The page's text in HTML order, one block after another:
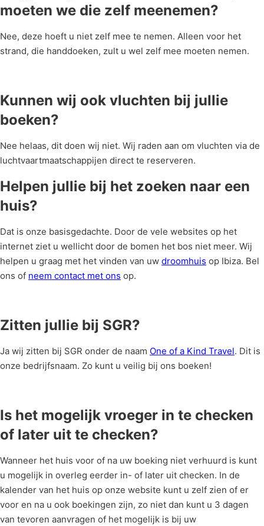
moeten we die zelf meenemen?
Nee, deze hoeft u niet zelf mee te nemen. Alleen voor het
strand, die handdoeken, zult u wel zelf mee moeten nemen.
Kunnen wij ook vluchten bij jullie
boeken?
Nee helaas, dit doen wij niet. Wij raden aan om vluchten via de
luchtvaartmaatschappijen direct te reserveren.
Helpen jullie bij het zoeken naar een
huis?
Dat is onze basisgedachte. Door de vele websites op het
internet ziet u wellicht door de bomen het bos niet meer. Wij
helpen u graag met het vinden van uw droomhuis op Ibiza. Bel
ons of neem contact met ons op.
Zitten jullie bij SGR?
Ja wij zitten bij SGR onder de naam One of a Kind Travel. Dit is
onze bedrijfsnaam. Zo kunt u veilig bij ons boeken!
Is het mogelijk vroeger in te checken
of later uit te checken?
Wanneer het huis voor of na uw boeking niet verhuurd is kunt
u mogelijk in overleg eerder in- of later uit checken. In de
kalender van het huis op onze website kunt u zelf zien of er
voor en na u ook boekingen zijn, zo niet dan kunt u 3 dagen
van tevoren aanvragen of het mogelijk is bij uw